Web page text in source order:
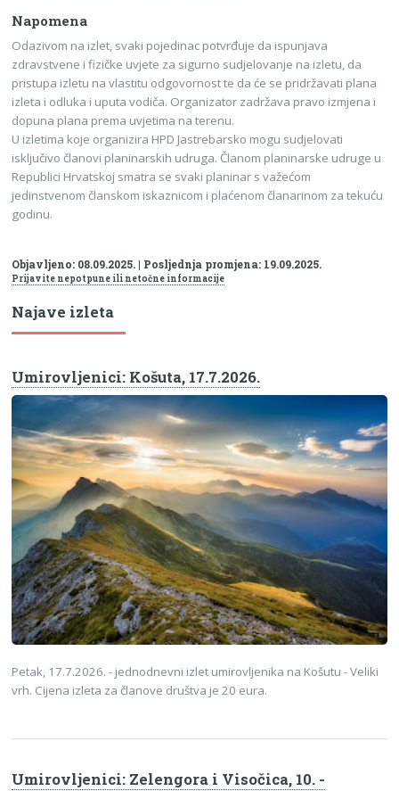
Napomena
Odazivom na izlet, svaki pojedinac potvrđuje da ispunjava
zdravstvene i fizičke uvjete za sigurno sudjelovanje na izletu, da
pristupa izletu na vlastitu odgovornost te da će se pridržavati plana
izleta i odluka i uputa vodiča. Organizator zadržava pravo izmjena i
dopuna plana prema uvjetima na terenu.
U izletima koje organizira HPD Jastrebarsko mogu sudjelovati
isključivo članovi planinarskih udruga. Članom planinarske udruge u
Republici Hrvatskoj smatra se svaki planinar s važećom
jedinstvenom članskom iskaznicom i plaćenom članarinom za tekuću
godinu.
Objavljeno: 08.09.2025. | Posljednja promjena: 19.09.2025.
Prijavite nepotpune ili netočne informacije
Najave izleta
Umirovljenici: Košuta, 17.7.2026.
Petak, 17.7.2026. - jednodnevni izlet umirovljenika na Košutu - Veliki
vrh. Cijena izleta za članove društva je 20 eura.
Umirovljenici: Zelengora i Visočica, 10. -